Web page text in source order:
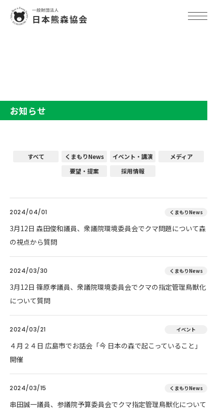
お知らせ
すべて くまもりNews イベント・講演
メディア
要望・提案
採用情報
2024/04/01 くまもりNews
3月12日 森田俊和議員、衆議院環境委員会でクマ問題について森
の視点から質問
2024/03/30 くまもりNews
3月12日 篠原孝議員、衆議院環境委員会でクマの指定管理鳥獣化
について質問
2024/03/21 イベント
４月２４日 広島市でお話会「今 日本の森で起こっていること」
開催
2024/03/15 くまもりNews
串田誠一議員、参議院予算委員会でクマ指定管理鳥獣化について